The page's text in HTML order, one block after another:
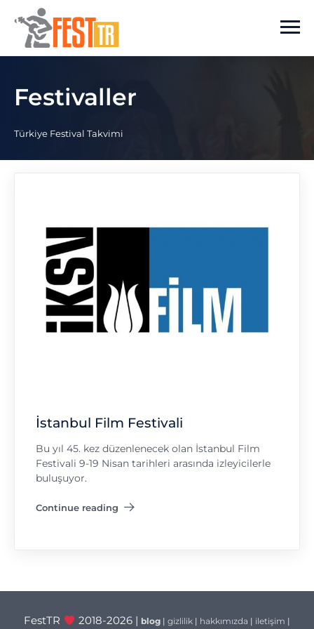
Ana içeriğe atla
Festivaller
Türkiye Festival Takvimi
İstanbul Film Festivali
Bu yıl 45. kez düzenlenecek olan İstanbul Film
Festivali 9-19 Nisan tarihleri arasında izleyicilerle
buluşuyor.
Continue reading
"İstanbul Film Festivali"
FestTR 2018-2026 | blog| gizlilik| hakkımızda | iletişim |